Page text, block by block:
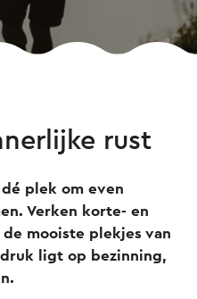
rust
plek om even
Verken korte- en
mooiste plekjes van
ligt op bezinning,